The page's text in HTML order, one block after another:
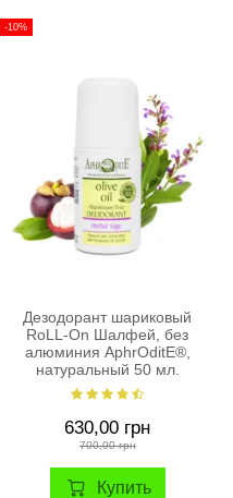
-10%
Дезодорант шариковый
RoLL-On Шалфей, без
алюминия AphrOditE®,
натуральный 50 мл.
630,00 грн
700,00 грн
Купить